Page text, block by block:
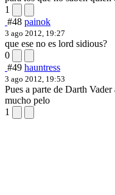
1
#48 painok
3 ago 2012, 19:27
que ese no es lord sidious?
0
#49 hauntress
3 ago 2012, 19:53
Pues a parte de Darth
mucho pelo
1